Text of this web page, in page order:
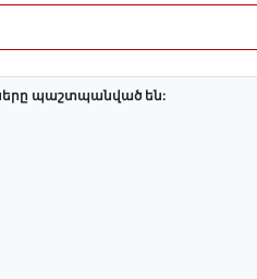
պաշտպանված են: